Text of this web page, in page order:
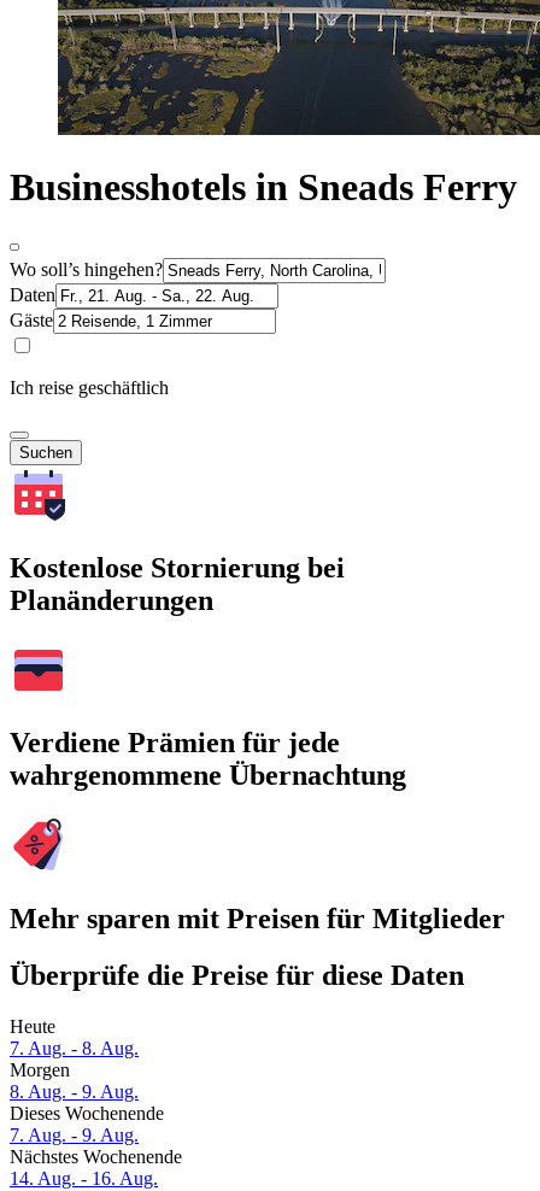
Businesshotels in Sneads Ferry
Wo soll’s hingehen?
Daten
Gäste
Ich reise geschäftlich
Suchen
Kostenlose Stornierung bei
Planänderungen
Verdiene Prämien für jede
wahrgenommene Übernachtung
Mehr sparen mit Preisen für Mitglieder
Überprüfe die Preise für diese Daten
Heute
7. Aug. - 8. Aug.
Morgen
8. Aug. - 9. Aug.
Dieses Wochenende
7. Aug. - 9. Aug.
Nächstes Wochenende
14. Aug. - 16. Aug.